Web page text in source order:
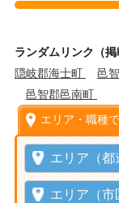
ランダムリンク（
隠岐郡海士町
邑
邑智郡邑南町
エリア・職種
エリア（都
エリア（市